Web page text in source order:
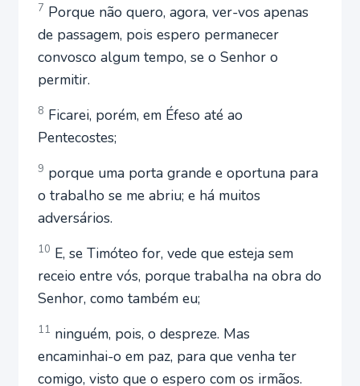
7 Porque não quero, agora, ver-vos apenas
de passagem, pois espero permanecer
convosco algum tempo, se o Senhor o
permitir.
8 Ficarei, porém, em Éfeso até ao
Pentecostes;
9 porque uma porta grande e oportuna para
o trabalho se me abriu; e há muitos
adversários.
10 E, se Timóteo for, vede que esteja sem
receio entre vós, porque trabalha na obra do
Senhor, como também eu;
11 ninguém, pois, o despreze. Mas
encaminhai-o em paz, para que venha ter
comigo, visto que o espero com os irmãos.